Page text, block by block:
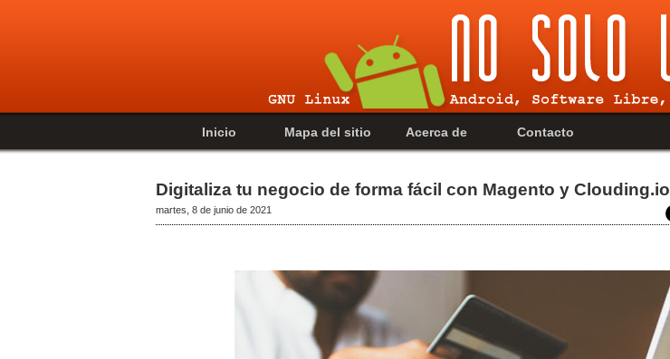
Inicio Mapa del sitio Acerca de Contacto
Digitaliza tu negocio de forma fácil con Magento y Clouding.io
martes, 8 de junio de 2021